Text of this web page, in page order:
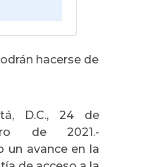
hacerse de
D.C., 24 de
de 2021.-
un avance en la